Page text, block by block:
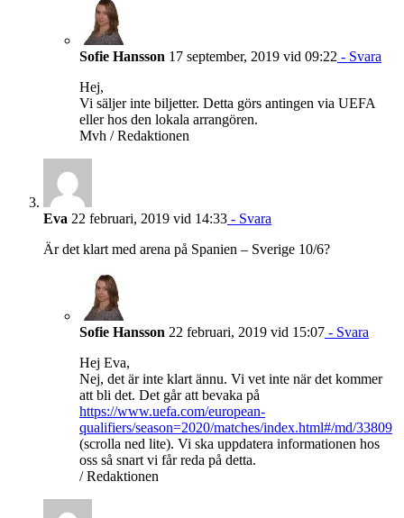
Sofie Hansson 17 september, 2019 vid 09:22 - Svara
Hej,
Vi säljer inte biljetter. Detta görs antingen via UEFA
eller hos den lokala arrangören.
Mvh / Redaktionen
Eva 22 februari, 2019 vid 14:33 - Svara
Är det klart med arena på Spanien – Sverige 10/6?
Sofie Hansson 22 februari, 2019 vid 15:07 - Svara
Hej Eva,
Nej, det är inte klart ännu. Vi vet inte när det kommer
att bli det. Det går att bevaka på
https://www.uefa.com/european-
qualifiers/season=2020/matches/index.html#/md/33809
(scrolla ned lite). Vi ska uppdatera informationen hos
oss så snart vi får reda på detta.
/ Redaktionen